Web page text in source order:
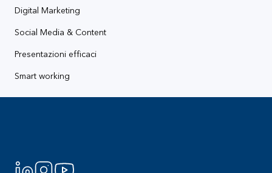
Digital Marketing
Social Media & Content
Presentazioni efficaci
Smart working